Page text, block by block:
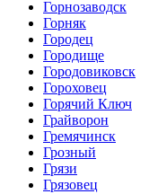
Горнозаводск
Горняк
Городец
Городище
Городовиковск
Гороховец
Горячий Ключ
Грайворон
Гремячинск
Грозный
Грязи
Грязовец